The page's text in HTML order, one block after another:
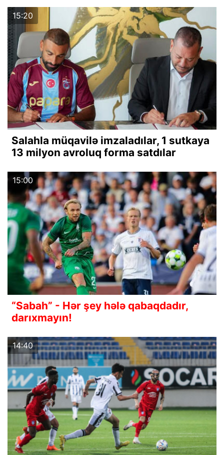
15:20
Salahla müqavilə imzaladılar, 1 sutkaya
13 milyon avroluq forma satdılar
15:00
“Sabah” - Hər şey hələ qabaqdadır,
darıxmayın!
14:40